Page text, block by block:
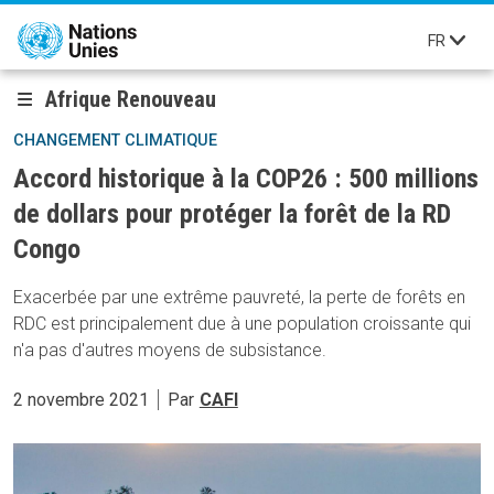
Aller au contenu principal
FR
Afrique Renouveau
CHANGEMENT CLIMATIQUE
Accord historique à la COP26 : 500 millions
de dollars pour protéger la forêt de la RD
Congo
Exacerbée par une extrême pauvreté, la perte de forêts en
RDC est principalement due à une population croissante qui
n'a pas d'autres moyens de subsistance.
2 novembre 2021 Par CAFI